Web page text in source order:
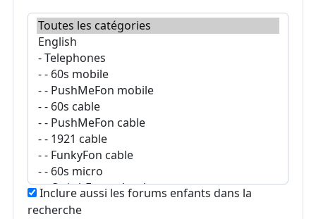
Inclure aussi les forums enfants dans la
recherche